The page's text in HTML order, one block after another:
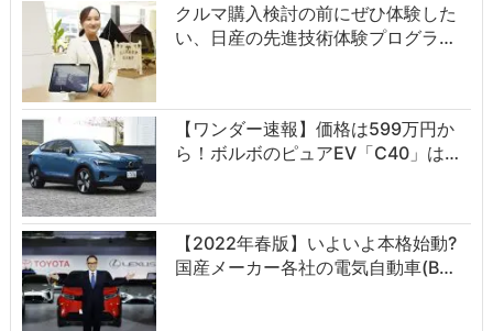
クルマ購入検討の前にぜひ体験した
い、日産の先進技術体験プログラ…
【ワンダー速報】価格は599万円か
ら！ボルボのピュアEV「C40」は…
【2022年春版】いよいよ本格始動?
国産メーカー各社の電気自動車(B…